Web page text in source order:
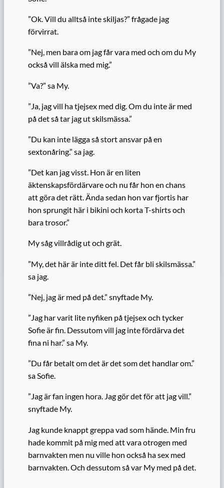
”Ok. Vill du alltså inte skiljas?” frågade jag
förvirrat.
”Nej, men bara om jag får vara med och om du My
också vill älska med mig.”
”Va?” sa My.
”Ja, jag vill ha tjejsex med dig. Om du inte är med
på det så tar jag ut skilsmässa.”
”Du kan inte lägga så stort ansvar på en
sextonåring.” sa jag.
”Det kan jag visst. Hon är en liten
äktenskapsfördärvare och nu får hon en chans
att göra det rätt. Ända sedan hon var fjortis har
hon sprungit här i bikini och korta T-shirts och
bara trosor.”
My såg villrådig ut och grät.
”My, det här är inte ditt fel. Det får bli skilsmässa.”
sa jag.
”Nej, jag är med på det.” snyftade My.
”Jag har varit lite nyfiken på tjejsex och tycker
Sofie är fin. Dessutom vill jag inte fördärva det
fina ni har.” sa My.
”Du får betalt om det är det som det handlar om.”
sa Sofie.
”Jag är fan ingen hora. Jag gör det för att jag vill.”
snyftade My.
Jag kunde knappt greppa vad som hände. Min fru
hade kommit på mig med att vara otrogen med
barnvakten men nu ville hon också ha sex med
barnvakten. Och dessutom så var My med på det.